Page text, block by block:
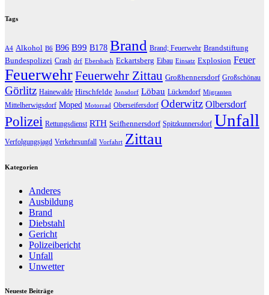
Tags
A4 Alkohol B6 B96 B99 B178 Brand Brand; Feuerwehr Brandstiftung
Bundespolizei Crash drf Ebersbach Eckartsberg Eibau Einsatz Explosion Feuer
FeuerwehrFeuerwehr Zittau Großhennersdorf Großschönau
Görlitz Hainewalde Hirschfelde Jonsdorf Löbau Lückendorf Migranten
Mittelherwigsdorf Moped Motorrad Oberseifersdorf Oderwitz Olbersdorf
Polizei Rettungsdienst RTH Seifhennersdorf Spitzkunnersdorf Unfall
Verfolgungsjagd Verkehrsunfall Vorfahrt Zittau
Kategorien
Anderes
Ausbildung
Brand
Diebstahl
Gericht
Polizeibericht
Unfall
Unwetter
Neueste Beiträge